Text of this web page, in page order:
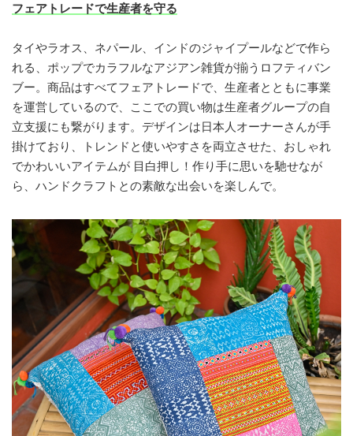
フェアトレードで生産者を守る
タイやラオス、ネパール、インドのジャイプールなどで作ら
れる、ポップでカラフルなアジアン雑貨が揃うロフティバン
ブー。商品はすべてフェアトレードで、生産者とともに事業
を運営しているので、ここでの買い物は生産者グループの自
立支援にも繋がります。デザインは日本人オーナーさんが手
掛けており、トレンドと使いやすさを両立させた、おしゃれ
でかわいいアイテムが 目白押し！作り手に思いを馳せなが
ら、ハンドクラフトとの素敵な出会いを楽しんで。